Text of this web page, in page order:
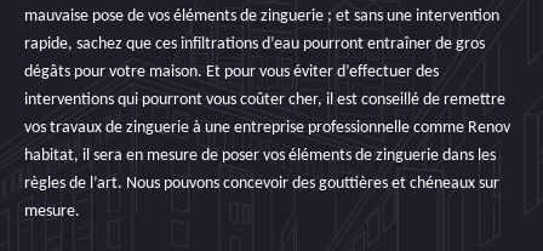
mauvaise pose de vos éléments de zinguerie ; et sans une intervention
rapide, sachez que ces infiltrations d’eau pourront entraîner de gros
dégâts pour votre maison. Et pour vous éviter d’effectuer des
interventions qui pourront vous coûter cher, il est conseillé de remettre
vos travaux de zinguerie à une entreprise professionnelle comme Renov
habitat, il sera en mesure de poser vos éléments de zinguerie dans les
règles de l’art. Nous pouvons concevoir des gouttières et chéneaux sur
mesure.